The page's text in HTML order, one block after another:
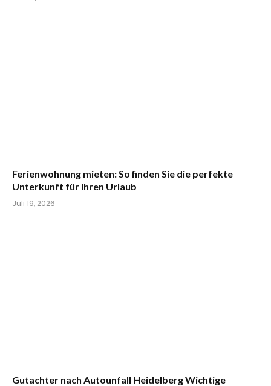
Ferienwohnung mieten: So finden Sie die perfekte
Unterkunft für Ihren Urlaub
Juli 19, 2026
Gutachter nach Autounfall Heidelberg Wichtige